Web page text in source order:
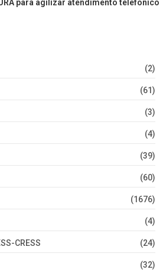
para agilizar atendimento telefônico
(2)
(61)
(3)
(4)
(39)
(60)
(1676)
(4)
CRESS (24)
(32)